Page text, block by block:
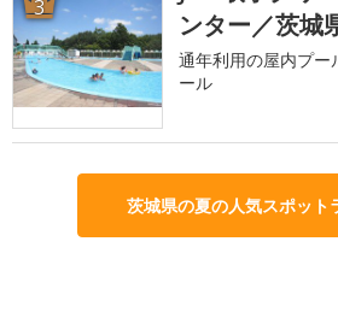
3
ンター／茨城
通年利用の屋内プ
ール
茨城県の夏の人気スポット